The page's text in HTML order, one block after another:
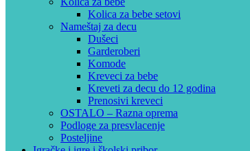
Kolica za bebe setovi
Nameštaj za decu
Dušeci
Garderoberi
Komode
Kreveci za bebe
Kreveti za decu do 12 godina
Prenosivi kreveci
OSTALO – Razna oprema
Podloge za presvlacenje
Posteljine